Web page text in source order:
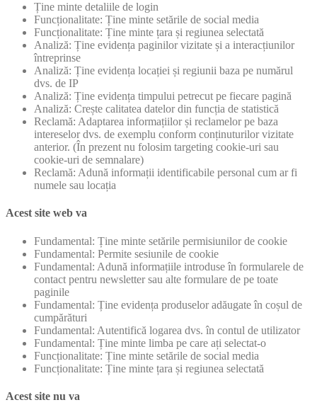
Ține minte detaliile de login
Funcționalitate: Ține minte setările de social media
Funcționalitate: Ține minte țara și regiunea selectată
Analiză: Ține evidența paginilor vizitate și a interacțiunilor
întreprinse
Analiză: Ține evidența locației și regiunii baza pe numărul
dvs. de IP
Analiză: Ține evidența timpului petrecut pe fiecare pagină
Analiză: Crește calitatea datelor din funcția de statistică
Reclamă: Adaptarea informațiilor și reclamelor pe baza
intereselor dvs. de exemplu conform conținuturilor vizitate
anterior. (În prezent nu folosim targeting cookie-uri sau
cookie-uri de semnalare)
Reclamă: Adună informații identificabile personal cum ar fi
numele sau locația
Acest site web va
Fundamental: Ține minte setările permisiunilor de cookie
Fundamental: Permite sesiunile de cookie
Fundamental: Adună informațiile introduse în formularele de
contact pentru newsletter sau alte formulare de pe toate
paginile
Fundamental: Ține evidența produselor adăugate în coșul de
cumpărături
Fundamental: Autentifică logarea dvs. în contul de utilizator
Fundamental: Ține minte limba pe care ați selectat-o
Funcționalitate: Ține minte setările de social media
Funcționalitate: Ține minte țara și regiunea selectată
Acest site nu va